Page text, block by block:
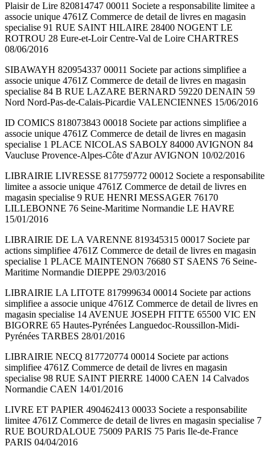
Plaisir de Lire 820814747 00011 Societe a responsabilite limitee a
associe unique 4761Z Commerce de detail de livres en magasin
specialise 91 RUE SAINT HILAIRE 28400 NOGENT LE
ROTROU 28 Eure-et-Loir Centre-Val de Loire CHARTRES
08/06/2016
SIBAWAYH 820954337 00011 Societe par actions simplifiee a
associe unique 4761Z Commerce de detail de livres en magasin
specialise 84 B RUE LAZARE BERNARD 59220 DENAIN 59
Nord Nord-Pas-de-Calais-Picardie VALENCIENNES 15/06/2016
ID COMICS 818073843 00018 Societe par actions simplifiee a
associe unique 4761Z Commerce de detail de livres en magasin
specialise 1 PLACE NICOLAS SABOLY 84000 AVIGNON 84
Vaucluse Provence-Alpes-Côte d'Azur AVIGNON 10/02/2016
LIBRAIRIE LIVRESSE 817759772 00012 Societe a responsabilite
limitee a associe unique 4761Z Commerce de detail de livres en
magasin specialise 9 RUE HENRI MESSAGER 76170
LILLEBONNE 76 Seine-Maritime Normandie LE HAVRE
15/01/2016
LIBRAIRIE DE LA VARENNE 819345315 00017 Societe par
actions simplifiee 4761Z Commerce de detail de livres en magasin
specialise 1 PLACE MAINTENON 76680 ST SAENS 76 Seine-
Maritime Normandie DIEPPE 29/03/2016
LIBRAIRIE LA LITOTE 817999634 00014 Societe par actions
simplifiee a associe unique 4761Z Commerce de detail de livres en
magasin specialise 14 AVENUE JOSEPH FITTE 65500 VIC EN
BIGORRE 65 Hautes-Pyrénées Languedoc-Roussillon-Midi-
Pyrénées TARBES 28/01/2016
LIBRAIRIE NECQ 817720774 00014 Societe par actions
simplifiee 4761Z Commerce de detail de livres en magasin
specialise 98 RUE SAINT PIERRE 14000 CAEN 14 Calvados
Normandie CAEN 14/01/2016
LIVRE ET PAPIER 490462413 00033 Societe a responsabilite
limitee 4761Z Commerce de detail de livres en magasin specialise 7
RUE BOURDALOUE 75009 PARIS 75 Paris Ile-de-France
PARIS 04/04/2016